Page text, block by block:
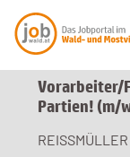
Vorarbeiter/
Partien! (m/